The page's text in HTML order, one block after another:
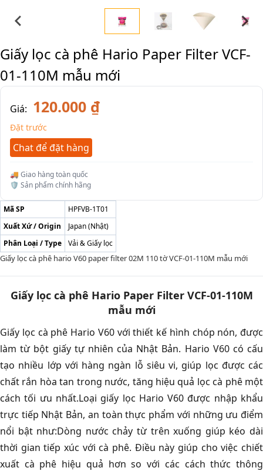
Giấy lọc cà phê Hario Paper Filter VCF-
01-110M mẫu mới
Giá: 120.000 ₫
Đặt trước
Chat để đặt hàng
🚚 Giao hàng toàn quốc
🛡️ Sản phẩm chính hãng
Mã SP
HPFVB-1T01
Xuất Xứ / Origin
Japan (Nhật)
Phân Loại / Type
Vải & Giấy lọc
Giấy lọc cà phê hario V60 paper filter 02M 110 tờ VCF-01-110M mẫu mới
Giấy lọc cà phê Hario Paper Filter VCF-01-110M
mẫu mới
Giấy lọc cà phê Hario V60 với thiết kế hình chóp nón, được
làm từ bột giấy tự nhiên của Nhật Bản. Hario V60 có cấu
tạo nhiều lớp với hàng ngàn lỗ siêu vi, giúp lọc được các
chất rắn hòa tan trong nước, tăng hiệu quả lọc cà phê một
cách tối ưu nhất.Loại giấy lọc Hario V60 được nhập khẩu
trực tiếp Nhật Bản, an toàn thực phẩm với những ưu điểm
nổi bật như:Dòng nước chảy từ trên xuống giúp kéo dài
thời gian tiếp xúc với cà phê. Điều này giúp cho việc chiết
xuất cà phê hiệu quả hơn so với các cách thức thông